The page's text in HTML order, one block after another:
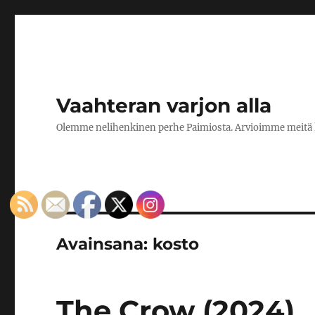
Vaahteran varjon alla
Olemme nelihenkinen perhe Paimiosta. Arvioimme
Avainsana: kosto